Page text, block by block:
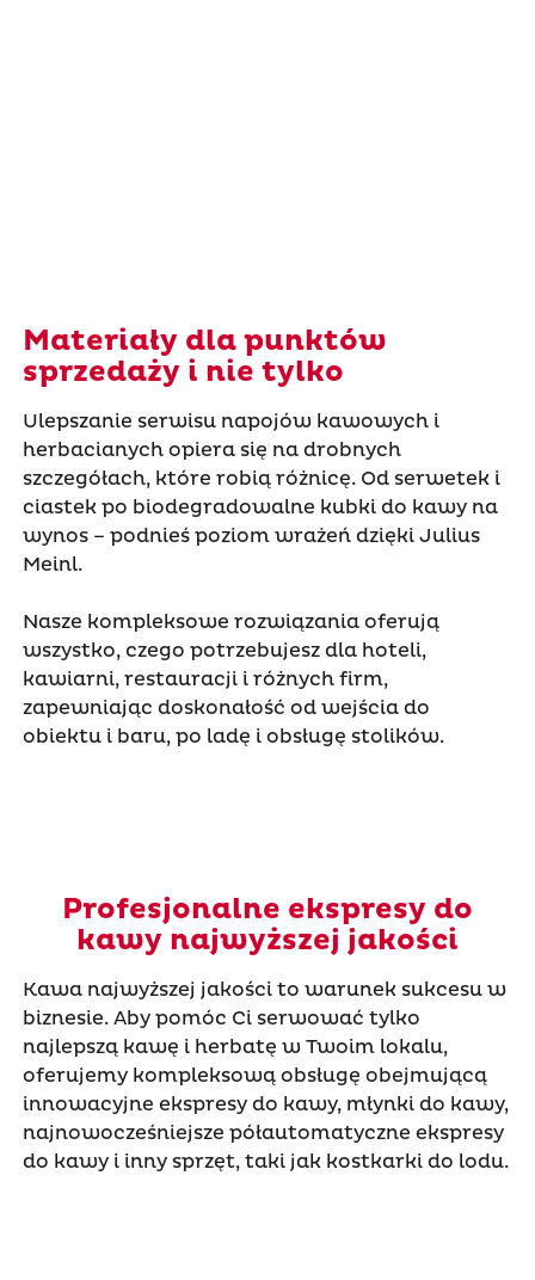
Materiały dla punktów
sprzedaży i nie tylko
Ulepszanie serwisu napojów kawowych i
herbacianych opiera się na drobnych
szczegółach, które robią różnicę. Od serwetek i
ciastek po biodegradowalne kubki do kawy na
wynos – podnieś poziom wrażeń dzięki Julius
Meinl.
Nasze kompleksowe rozwiązania oferują
wszystko, czego potrzebujesz dla hoteli,
kawiarni, restauracji i różnych firm,
zapewniając doskonałość od wejścia do
obiektu i baru, po ladę i obsługę stolików.
Profesjonalne ekspresy do
kawy najwyższej jakości
Kawa najwyższej jakości to warunek sukcesu w
biznesie. Aby pomóc Ci serwować tylko
najlepszą kawę i herbatę w Twoim lokalu,
oferujemy kompleksową obsługę obejmującą
innowacyjne ekspresy do kawy, młynki do kawy,
najnowocześniejsze półautomatyczne ekspresy
do kawy i inny sprzęt, taki jak kostkarki do lodu.